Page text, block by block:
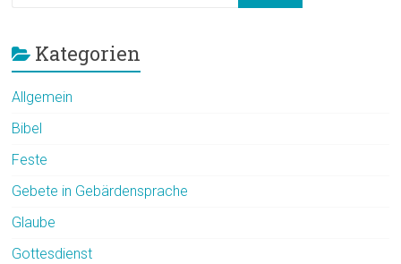
Kategorien
Allgemein
Bibel
Feste
Gebete in Gebärdensprache
Glaube
Gottesdienst